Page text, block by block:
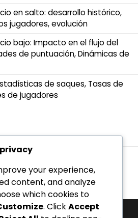
en salto: desarrollo histórico,
jugadores, evolución
bajo: Impacto en el flujo del
de puntuación, Dinámicas de
de saques, Tasas de
de jugadores
your experience,
content, and analyze
which cookies to
. ClickAccept